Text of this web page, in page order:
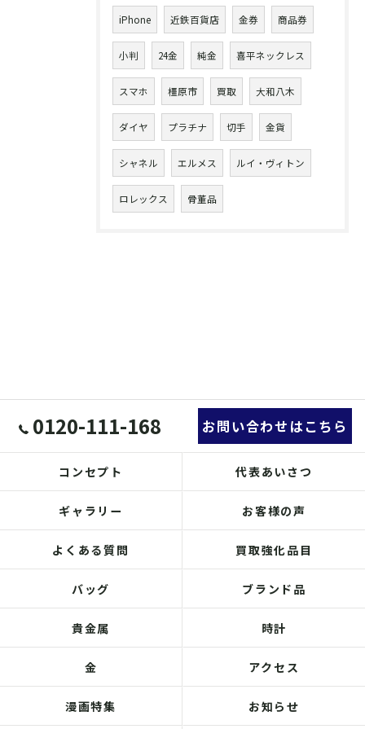
iPhone 近鉄百貨店 金券 商品券
小判 24金 純金 喜平ネックレス
スマホ 橿原市 買取 大和八木
ダイヤ プラチナ 切手 金貨
シャネル エルメス ルイ・ヴィトン
ロレックス 骨董品
0120-111-168 お問い合わせはこちら
コンセプト 代表あいさつ
ギャラリー お客様の声
よくある質問 買取強化品目
バッグ ブランド品
貴金属 時計
金 アクセス
漫画特集 お知らせ